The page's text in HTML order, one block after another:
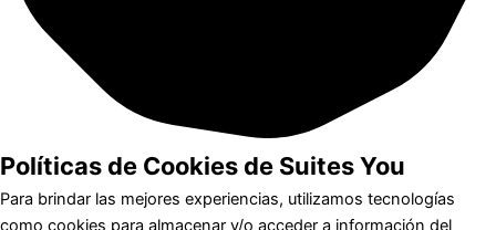
Políticas de Cookies de Suites You
Para brindar las mejores experiencias, utilizamos tecnologías
como cookies para almacenar y/o acceder a información del